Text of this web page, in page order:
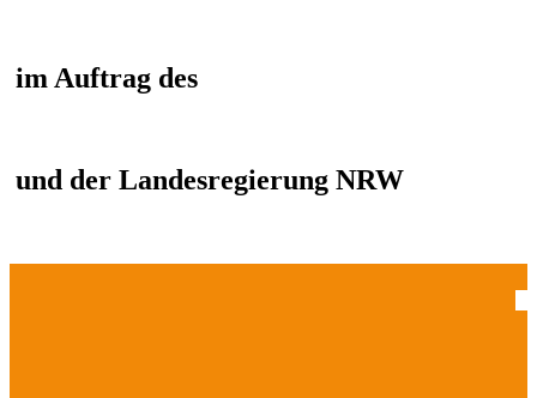
im Auftrag des
und der Landesregierung NRW